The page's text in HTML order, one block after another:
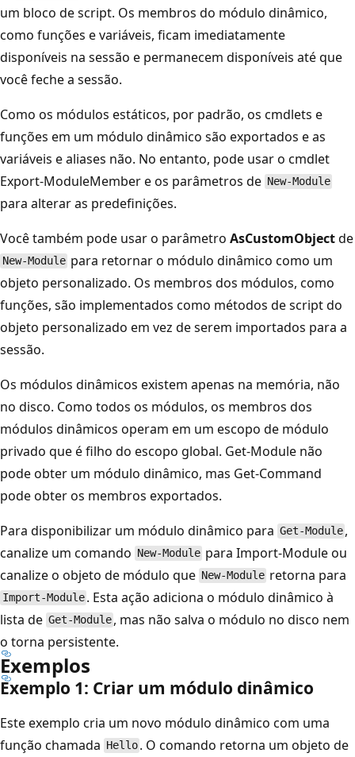
um bloco de script. Os membros do módulo dinâmico,
como funções e variáveis, ficam imediatamente
disponíveis na sessão e permanecem disponíveis até que
você feche a sessão.
Como os módulos estáticos, por padrão, os cmdlets e
funções em um módulo dinâmico são exportados e as
variáveis e aliases não. No entanto, pode usar o cmdlet
Export-ModuleMember e os parâmetros de New-Module
para alterar as predefinições.
Você também pode usar o parâmetro AsCustomObjectde
New-Module para retornar o módulo dinâmico como um
objeto personalizado. Os membros dos módulos, como
funções, são implementados como métodos de script do
objeto personalizado em vez de serem importados para a
sessão.
Os módulos dinâmicos existem apenas na memória, não
no disco. Como todos os módulos, os membros dos
módulos dinâmicos operam em um escopo de módulo
privado que é filho do escopo global. Get-Module não
pode obter um módulo dinâmico, mas Get-Command
pode obter os membros exportados.
Para disponibilizar um módulo dinâmico para Get-Module ,
canalize um comando New-Module para Import-Module ou
canalize o objeto de módulo que New-Module retorna para
Import-Module . Esta ação adiciona o módulo dinâmico à
lista de Get-Module , mas não salva o módulo no disco nem
o torna persistente.
Exemplos
Exemplo 1: Criar um módulo dinâmico
Este exemplo cria um novo módulo dinâmico com uma
função chamada Hello . O comando retorna um objeto de